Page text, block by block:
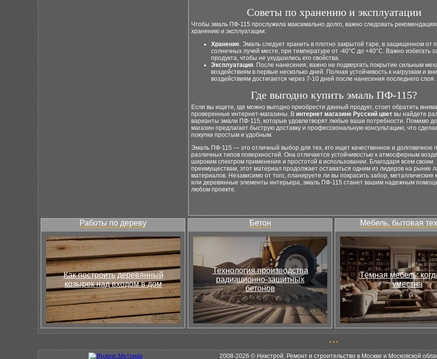
Советы по хранению и эксплуатации
Чтобы эмаль ПФ-115 прослужила максимально долго, важно следовать
хранению и эксплуатации:
Хранение. Эмаль следует хранить в плотно закрытой таре, в защищенном от
солнечных лучей месте, при температуре от -40°C до +40°C. Важно избегать
продукта, чтобы не ухудшились его свойства.
Эксплуатация. После нанесения, важно не подвергать покрытие сильным
воздействиям в первые несколько дней. Полная устойчивость к нагрузкам и
воздействиям достигается через 7-10 дней после нанесения последнего слоя.
Где выгодно купить эмаль ПФ-115?
Если вы ищете, где можно выгодно приобрести данный продукт, стоит обратить
проверенные интернет-магазины. В интернет магазине Русский цвет вы найдете
варианты эмали ПФ-115, которые удовлетворят любые ваши потребности. Помимо
магазин предлагает быструю доставку и профессиональную консультацию, что
покупки простым и удобным.
Эмаль ПФ-115 — это отличный выбор для тех, кто ищет качественное и долговечное
различных типов поверхностей. Она отличается устойчивостью к атмосферным
широким спектром применения и простотой в использовании. Благодаря всем своим
преимуществам, этот материал продолжает оставаться одним из лидеров на рынке
материалов. Независимо от того, планируете ли вы покрасить забор, металлические
или деревянные элементы интерьера, эмаль ПФ-115 станет вашим надежным
любом проекте.
Работы по дереву
Как построить деревянный
козырек над входом в дом
Бетон
Технология производства
радиационно-защитных
бетонов
Мебель, бытовая
Тёмная мебель:
уместна
• • •
2008-2026 © Никстрой. Ремонт и строительство в Москве и Московской